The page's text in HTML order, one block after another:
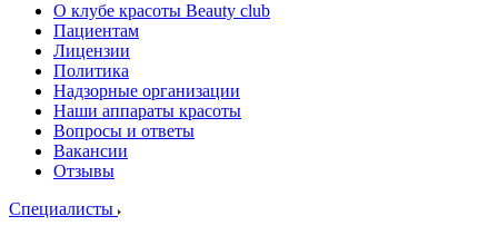
О клубе красоты Beauty club
Пациентам
Лицензии
Политика
Надзорные организации
Наши аппараты красоты
Вопросы и ответы
Вакансии
Отзывы
Специалисты